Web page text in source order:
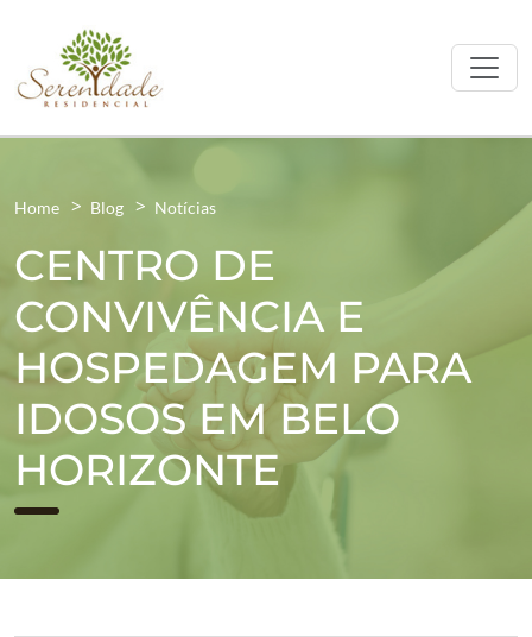
Home Blog Notícias
CENTRO DE
CONVIVÊNCIA E
HOSPEDAGEM PARA
IDOSOS EM BELO
HORIZONTE